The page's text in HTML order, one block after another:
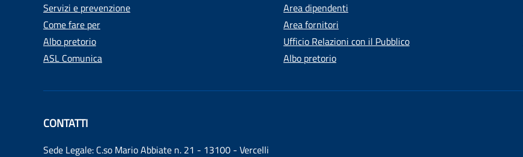
Servizi e prevenzione
Come fare per
Albo pretorio
ASL Comunica
Area dipendenti
Area fornitori
Ufficio Relazioni con il Pubblico
Albo pretorio
CONTATTI
Sede Legale: C.so Mario Abbiate n. 21 - 13100 - Vercelli